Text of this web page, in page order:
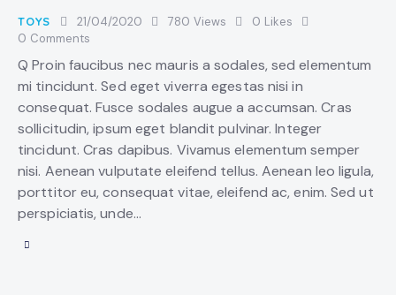
TOYS 21/04/2020 780 Views 0 Likes
0 Comments
Q Proin faucibus nec mauris a sodales, sed elementum
mi tincidunt. Sed eget viverra egestas nisi in
consequat. Fusce sodales augue a accumsan. Cras
sollicitudin, ipsum eget blandit pulvinar. Integer
tincidunt. Cras dapibus. Vivamus elementum semper
nisi. Aenean vulputate eleifend tellus. Aenean leo ligula,
porttitor eu, consequat vitae, eleifend ac, enim. Sed ut
perspiciatis, unde…